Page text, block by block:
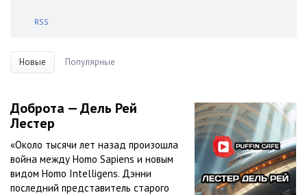
RSS
Новые Популярные
Доброта — Дель Рей
Лестер
«Около тысячи лет назад произошла
война между Homo Sapiens и новым
видом Homo Intelligens. Дэнни
последний представитель старого